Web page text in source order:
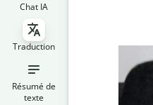
Chat IA
Traduction
Résumé de
texte